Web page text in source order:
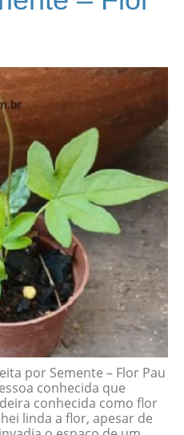
por Semente – Flor Pau
conhecida que
conhecida como flor
linda a flor, apesar de